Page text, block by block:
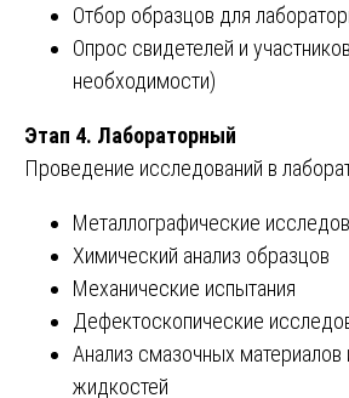
Отбор образцов для
Опрос свидетелей и
необходимости)
Этап 4. Лабораторный
Проведение исследований в
Металлографические
Химический анализ образцов
Механические испытания
Дефектоскопические
Анализ смазочных материалов
жидкостей